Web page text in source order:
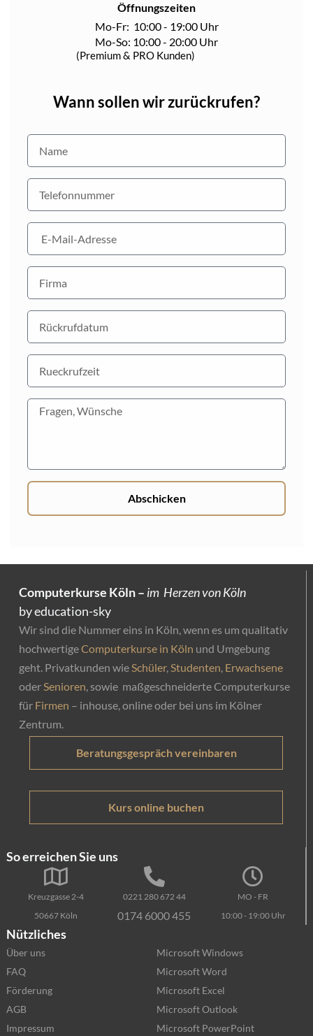
Öffnungszeiten
Mo-Fr: 10:00 - 19:00 Uhr
Mo-So: 10:00 - 20:00 Uhr
(Premium & PRO Kunden)
Wann sollen wir zurückrufen?
Abschicken
Computerkurse Köln – im Herzen von Köln
by education-sky
Wir sind die Nummer eins in Köln, wenn es um qualitativ
hochwertigeComputerkurse in Köln und Umgebung
geht. Privatkunden wieSchüler,Studenten, Erwachsene
oderSenioren, sowie maßgeschneiderte Computerkurse
für Firmen – inhouse, online oder bei uns im Kölner
Zentrum.
Beratungsgespräch vereinbaren
Kurs online buchen
So erreichen Sie uns
Kreuzgasse 2-4
50667 Köln
0221 280 672 44
0174 6000 455
MO - FR
10:00 - 19:00 Uhr
Nützliches
Über uns
FAQ
Förderung
AGB
Impressum
Microsoft Windows
Microsoft Word
Microsoft Excel
Microsoft Outlook
Microsoft PowerPoint